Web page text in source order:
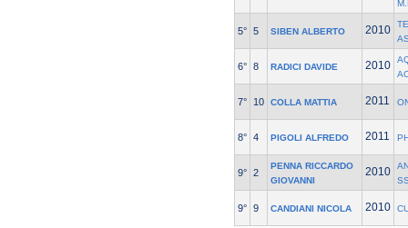
5° 5 SIBEN ALBERTO 2010
6° 8 RADICI DAVIDE 2010
7° 10 COLLA MATTIA 2011
8° 4 PIGOLI ALFREDO 2011
9° 2
PENNA RICCARDO
GIOVANNI
2010
9° 9 CANDIANI NICOLA 2010